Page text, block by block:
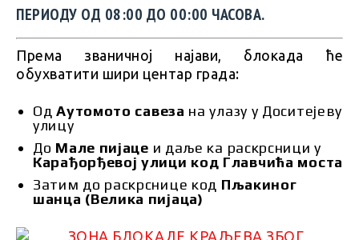
ПЕРИОДУ ОД 08:00 ДО 00:00 ЧАСОВА.
Према званичној најави, блокада ће
обухватити шири центар града:
Од Аутомото савеза на улазу у Доситејеву
улицу
До Мале пијаце и даље ка раскрсници у
Карађорђевој улици код Главчића моста
Затим до раскрснице код Пљакиног
шанца (Велика пијаца)